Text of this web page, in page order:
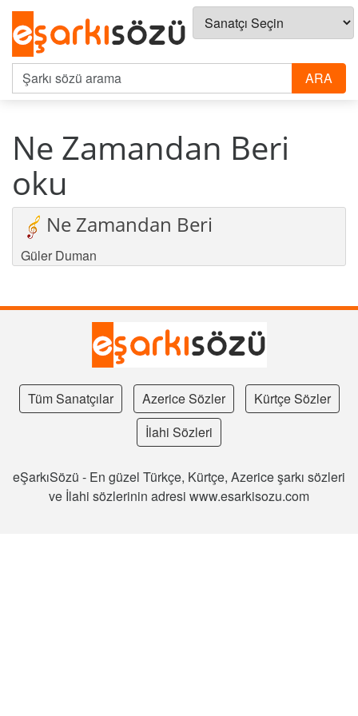
Ne Zamandan Beri
oku
Ne Zamandan Beri
Güler Duman
Tüm Sanatçılar Azerice Sözler
Kürtçe Sözler
İlahi Sözleri
eŞarkıSözü - En güzel Türkçe, Kürtçe, Azerice şarkı sözleri
ve İlahi sözlerinin adresi www.esarkisozu.com